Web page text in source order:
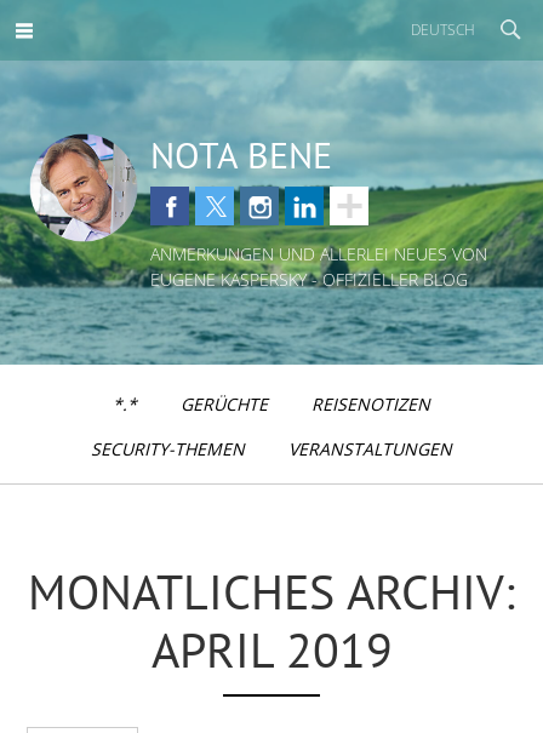
DEUTSCH
NOTA BENE
ANMERKUNGEN UND ALLERLEI NEUES VON
EUGENE KASPERSKY - OFFIZIELLER BLOG
*.* GERÜCHTE
REISENOTIZEN
SECURITY-THEMEN
VERANSTALTUNGEN
MONATLICHES ARCHIV:
APRIL 2019